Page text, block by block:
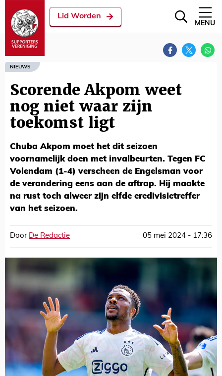
Lid Worden
MENU
NIEUWS
Scorende Akpom weet
nog niet waar zijn
toekomst ligt
Chuba Akpom moet het dit seizoen
voornamelijk doen met invalbeurten. Tegen FC
Volendam (1-4) verscheen de Engelsman voor
de verandering eens aan de aftrap. Hij maakte
na rust toch alweer zijn elfde eredivisietreffer
van het seizoen.
Door De Redactie 05 mei 2024 - 17:36